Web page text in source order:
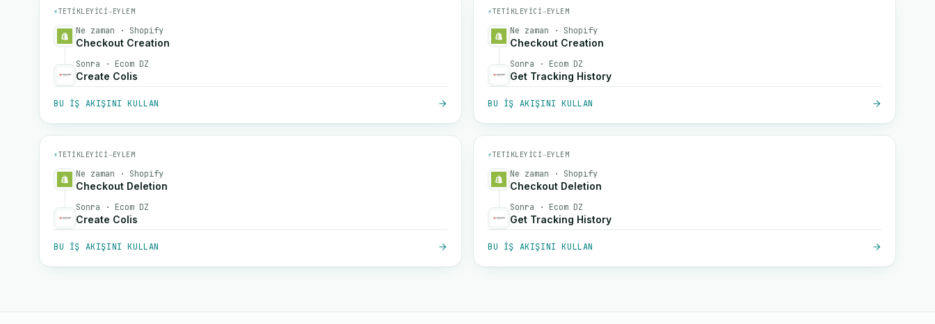
⚡TETIKLEYICI→EYLEM
Ne zaman · Shopify
Checkout Creation
Sonra · Ecom DZ
Create Colis
BU IŞ AKIŞINI KULLAN
⚡TETIKLEYICI→EYLEM
Ne zaman · Shopify
Checkout Creation
Sonra · Ecom DZ
Get Tracking History
BU IŞ AKIŞINI KULLAN
⚡TETIKLEYICI→EYLEM
Ne zaman · Shopify
Checkout Deletion
Sonra · Ecom DZ
Create Colis
BU IŞ AKIŞINI KULLAN
⚡TETIKLEYICI→EYLEM
Ne zaman · Shopify
Checkout Deletion
Sonra · Ecom DZ
Get Tracking History
BU IŞ AKIŞINI KULLAN